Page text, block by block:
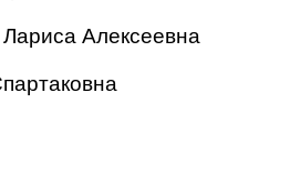
Алексеевна